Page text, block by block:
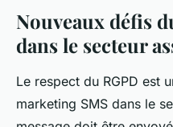
Nouveaux défis
dans le secteur
Le respect du RGPD est
marketing SMS dans le